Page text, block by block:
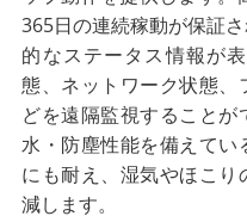
365日の連続稼動が保証
的なステータス情報が
態、ネットワーク状態、
どを遠隔監視すること
水・防塵性能を備えて
にも耐え、湿気やほこ
減します。